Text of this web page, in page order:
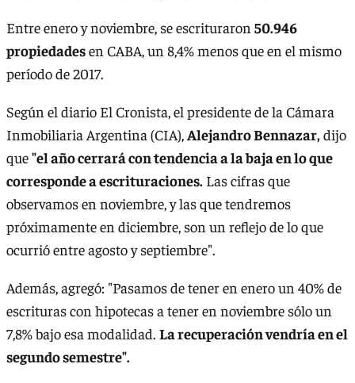
Entre enero y noviembre, se escrituraron 50.946
propiedadesen CABA, un 8,4% menos que en el mismo
período de 2017.
Según el diario El Cronista, el presidente de la Cámara
Inmobiliaria Argentina (CIA),Alejandro Bennazar,dijo
que"el año cerrará con tendencia a la baja en lo que
corresponde a escrituraciones. Las cifras que
observamos en noviembre, y las que tendremos
próximamente en diciembre, son un reflejo de lo que
ocurrió entre agosto y septiembre".
Además, agregó: "Pasamos de tener en enero un 40% de
escrituras con hipotecas a tener en noviembre sólo un
7,8% bajo esa modalidad. La recuperación vendría en el
segundo semestre".